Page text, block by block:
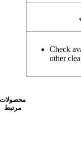
Check
other
محصولات
مرتبط